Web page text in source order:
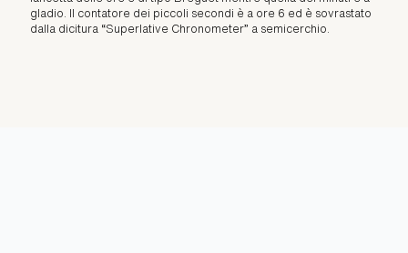
gladio. Il contatore dei piccoli secondi è a ore 6 ed è sovrastato
dalla dicitura “Superlative Chronometer” a semicerchio.